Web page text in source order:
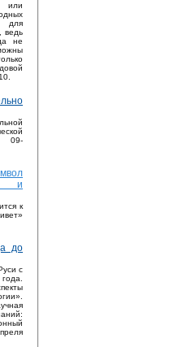
или
для
ведь
не
09-
и
к
до
с